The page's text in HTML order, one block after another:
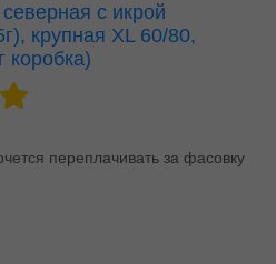
с икрой
крупная XL 60/80,
коробка)
переплачивать за фасовку